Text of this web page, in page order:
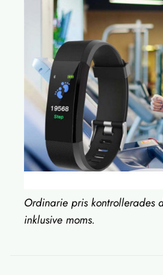
Ordinarie pris kontrollerades
inklusive moms.